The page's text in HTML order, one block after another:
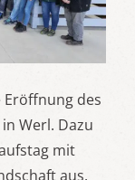
des
Werl. Dazu
mit
aus.